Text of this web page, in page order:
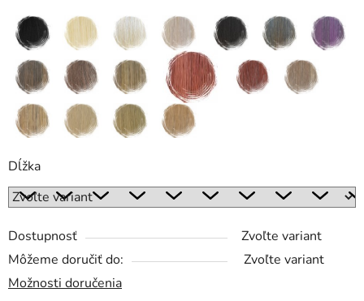
Dĺžka
Dostupnosť
Zvoľte variant
Môžeme doručiť do:
Zvoľte variant
Možnosti doručenia